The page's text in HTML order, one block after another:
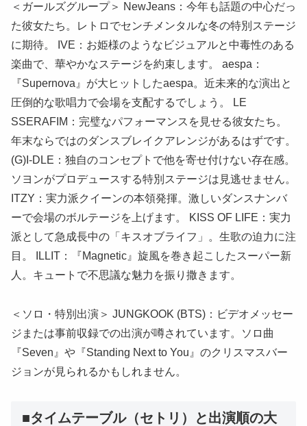
＜ガールズグループ＞ NewJeans：今年も話題の中心だっ
た彼女たち。レトロでセンチメンタルな冬の特別ステージ
に期待。 IVE：お姫様のようなビジュアルと中毒性のある
楽曲で、華やかなステージを約束します。 aespa：
『Supernova』が大ヒットしたaespa。近未来的な演出と
圧倒的な歌唱力で会場を支配するでしょう。 LE
SSERAFIM：完璧なパフォーマンスを見せる彼女たち。
年末ならではのダンスブレイクアレンジがあるはずです。
(G)I-DLE：独自のコンセプトで他を寄せ付けない存在感。
ソヨンがプロデュースする特別ステージは見逃せません。
ITZY：実力派クイーンの本領発揮。激しいダンスナンバ
ーで会場のボルテージを上げます。 KISS OF LIFE：実力
派として急成長中の「キスオブライフ」。生歌の迫力に注
目。 ILLIT：『Magnetic』旋風を巻き起こしたスーパー新
人。キュートで不思議な魅力を振り撒きます。
＜ソロ・特別出演＞ JUNGKOOK (BTS)：ビデオメッセー
ジまたは事前収録での出演が噂されています。ソロ曲
『Seven』や『Standing Next to You』のクリスマスバー
ジョンが見られるかもしれません。
■タイムテーブル（セトリ）と出演順の大